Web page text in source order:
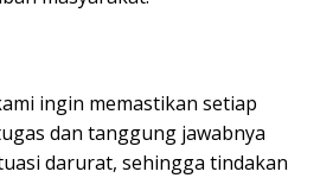
ingin memastikan setiap
dan tanggung jawabnya
darurat, sehingga tindakan